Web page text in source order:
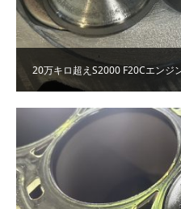
20万キロ超えS2000 F20Cエン